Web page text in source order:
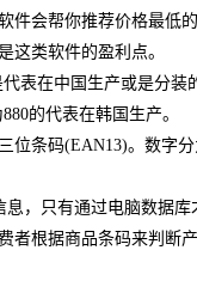
会帮你推荐价格最低
这类软件的盈利点。
代表在中国生产或是分装
880的代表在韩国生产。
位条码(EAN13)。数字
，只有通过电脑数据
者根据商品条码来判断